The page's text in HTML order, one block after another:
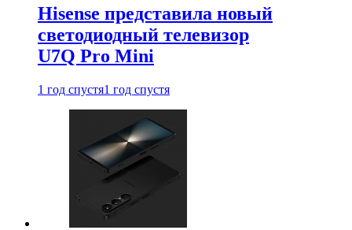
Hisense представила новый
светодиодный телевизор
U7Q Pro Mini
1 год спустя1 год спустя